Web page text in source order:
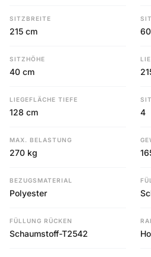
SITZBREITE
215 cm
SITZHÖHE
40 cm
LIEGEFLÄCHE TIEFE
128 cm 4
MAX. BELASTUNG
270 kg
BEZUGSMATERIAL
Polyester
FÜLLUNG RÜCKEN
Schaumstoff-T2542